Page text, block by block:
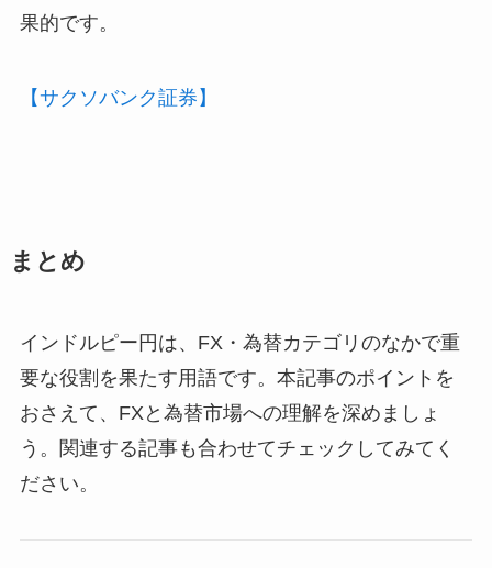
果的です。
【サクソバンク証券】
まとめ
インドルピー円は、FX・為替カテゴリのなかで重
要な役割を果たす用語です。本記事のポイントを
おさえて、FXと為替市場への理解を深めましょ
う。関連する記事も合わせてチェックしてみてく
ださい。